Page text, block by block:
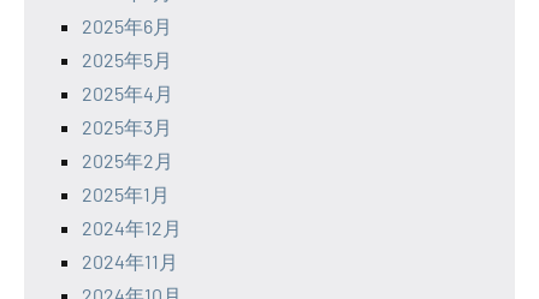
2025年6月
2025年5月
2025年4月
2025年3月
2025年2月
2025年1月
2024年12月
2024年11月